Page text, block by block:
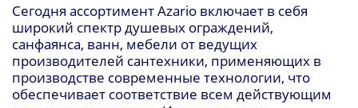
Сегодня ассортиментAzario включает в себя
широкий спектр душевых ограждений,
санфаянса, ванн, мебели от ведущих
производителей сантехники, применяющих в
производстве современные технологии, что
обеспечивает соответствие всем действующим